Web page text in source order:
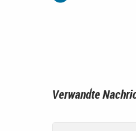
Verwandte